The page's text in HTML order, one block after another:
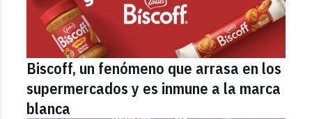
Biscoff, un fenómeno que arrasa en los
supermercados y es inmune a la marca
blanca